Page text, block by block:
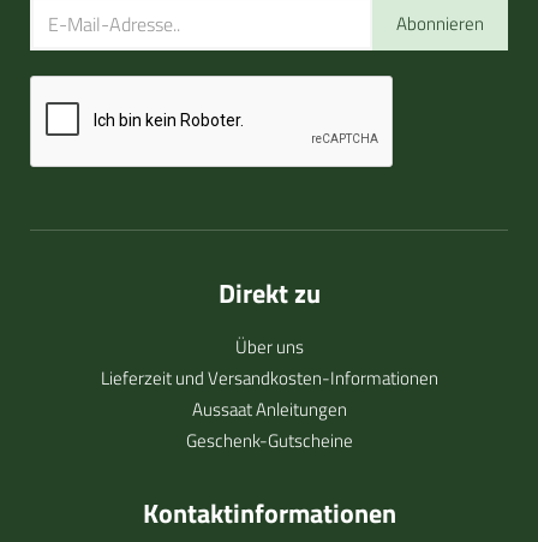
Abonnieren
Direkt zu
Über uns
Lieferzeit und Versandkosten-Informationen
Aussaat Anleitungen
Geschenk-Gutscheine
Kontaktinformationen